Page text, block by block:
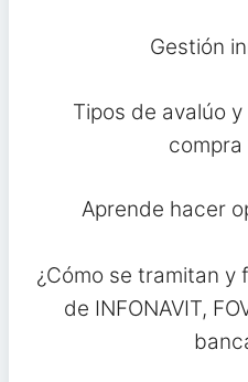
Gestión
Tipos de avalúo
compra
Aprende hacer
¿Cómo se tramitan y
de INFONAVIT,